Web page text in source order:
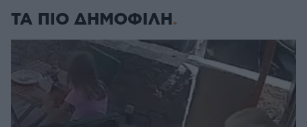
ΤΑ ΠΙΟ ΔΗΜΟΦΙΛΗ